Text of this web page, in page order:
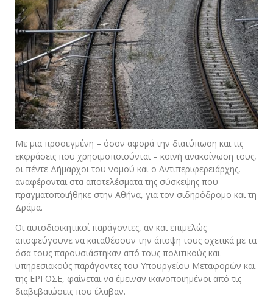
Με μια προσεγμένη – όσον αφορά την διατύπωση και τις
εκφράσεις που χρησιμοποιούνται – κοινή ανακοίνωση τους,
οι πέντε Δήμαρχοι του νομού και ο Αντιπεριφερειάρχης,
αναφέρονται στα αποτελέσματα της σύσκεψης που
πραγματοποιήθηκε στην Αθήνα, για τον σιδηρόδρομο και τη
Δράμα.
Οι αυτοδιοικητικοί παράγοντες, αν και επιμελώς
αποφεύγουνε να καταθέσουν την άποψη τους σχετικά με τα
όσα τους παρουσιάστηκαν από τους πολιτικούς και
υπηρεσιακούς παράγοντες του Υπουργείου Μεταφορών και
της ΕΡΓΟΣΕ, φαίνεται να έμειναν ικανοποιημένοι από τις
διαβεβαιώσεις που έλαβαν.